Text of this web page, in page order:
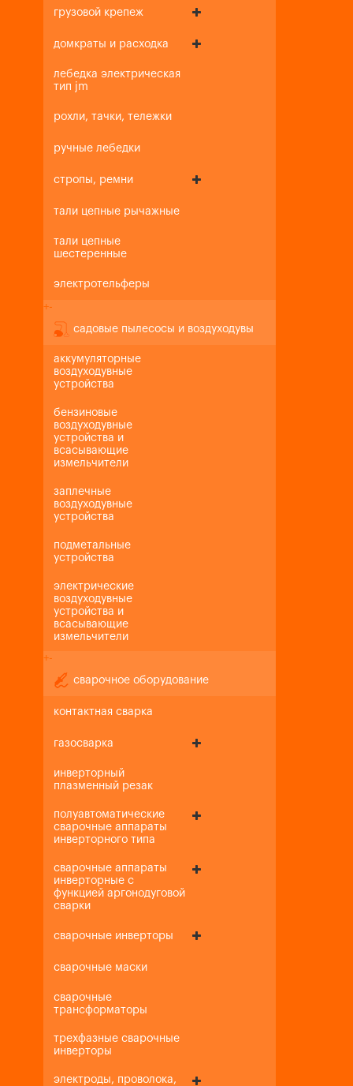
грузовой крепеж
домкраты и расходка
лебедка электрическая
тип jm
рохли, тачки, тележки
ручные лебедки
стропы, ремни
тали цепные рычажные
тали цепные
шестеренные
электротельферы
+-
садовые пылесосы и воздуходувы
аккумуляторные
воздуходувные
устройства
бензиновые
воздуходувные
устройства и
всасывающие
измельчители
заплечные
воздуходувные
устройства
подметальные
устройства
электрические
воздуходувные
устройства и
всасывающие
измельчители
+-
сварочное оборудование
контактная сварка
газосварка
инверторный
плазменный резак
полуавтоматические
сварочные аппараты
инверторного типа
сварочные аппараты
инверторные с
функцией аргонодуговой
сварки
сварочные инверторы
сварочные маски
сварочные
трансформаторы
трехфазные сварочные
инверторы
электроды, проволока,